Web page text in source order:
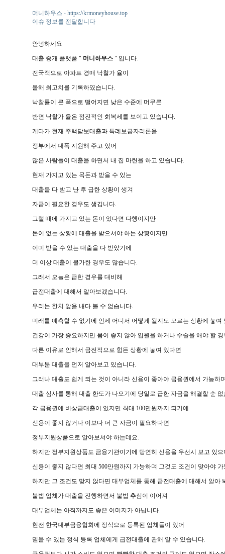
머니하우스 - https://krmoneyhouse.top
이슈 정보를 전달합니다
안녕하세요
대출 중개 플랫폼 " 머니하우스" 입니다.
전국적으로 아파트 경매 낙찰가 율이
올해 최고치를 기록하였습니다.
낙찰률이 큰 폭으로 떨어지면 낮은 수준에 머무른
반면 낙찰가 율은 점진적인 회복세를 보이고 있습니다.
게다가 현재 주택담보대출과 특례보금자리론을
정부에서 대폭 지원해 주고 있어
많은 사람들이 대출을 하면서 내 집 마련을 하고 있습니다.
현재 가지고 있는 목돈과 받을 수 있는
대출을 다 받고 난 후 급한 상황이 생겨
자금이 필요한 경우도 생깁니다.
그럴 때에 가지고 있는 돈이 있다면 다행이지만
돈이 없는 상황에 대출을 받으셔야 하는 상황이지만
이미 받을 수 있는 대출을 다 받았기에
더 이상 대출이 불가한 경우도 많습니다.
그래서 오늘은 급한 경우를 대비해
급전대출에 대해서 알아보겠습니다.
우리는 한치 앞을 내다 볼 수 없습니다.
미래를 예측할 수 없기에 언제 어디서 어떻게 될지도 모르는 상황에 놓여
건강이 가장 중요하지만 몸이 좋지 않아 입원을 하거나 수술을 해야 할 경
다른 이유로 인해서 금전적으로 힘든 상황에 놓여 있다면
대부분 대출을 먼저 알아보고 있습니다.
그러나 대출도 쉽게 되는 것이 아니라 신용이 좋아야 금융권에서 가능하
대출 심사를 통해 대출 한도가 나오기에 당일로 급한 자금을 해결할 순 없
각 금융권에 비상금대출이 있지만 최대 100만원까지 되기에
신용이 좋지 않거나 이보다 더 큰 자금이 필요하다면
정부지원상품으로 알아보셔야 하는데요.
하지만 정부지원상품도 금융기관이기에 당연히 신용을 우선시 보고 있으
신용이 좋지 않다면 최대 500만원까지 가능하며 그것도 조건이 맞아야 가
하지만 그 조건도 맞지 않다면 대부업체를 통해 급전대출에 대해서 알아
불법 업체가 대출을 진행하면서 불법 추심이 이어져
대부업체는 아직까지도 좋은 이미지가 아닙니다.
현잰 한국대부금융협회에 정식으로 등록된 업체들이 있어
믿을 수 있는 정식 등록 업체에게 급전대출에 관해 알 수 있습니다.